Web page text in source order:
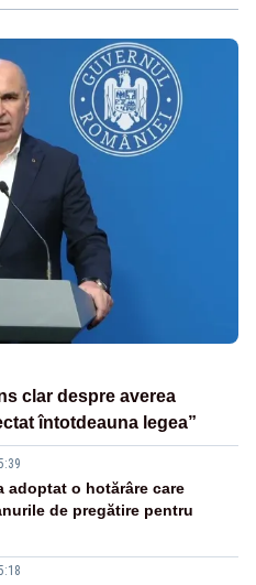
clar despre averea
întotdeauna legea”
adoptat o hotărâre care
de pregătire pentru